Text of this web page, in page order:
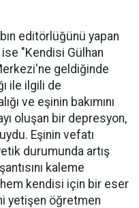
editörlüğünü yapan
"Kendisi Gülhan
geldiğinde
ile ilgili de
ve eşinin bakımını
oluşan bir depresyon,
Eşinin vefatı
durumunda artış
kaleme
kendisi için bir eser
yetişen öğretmen